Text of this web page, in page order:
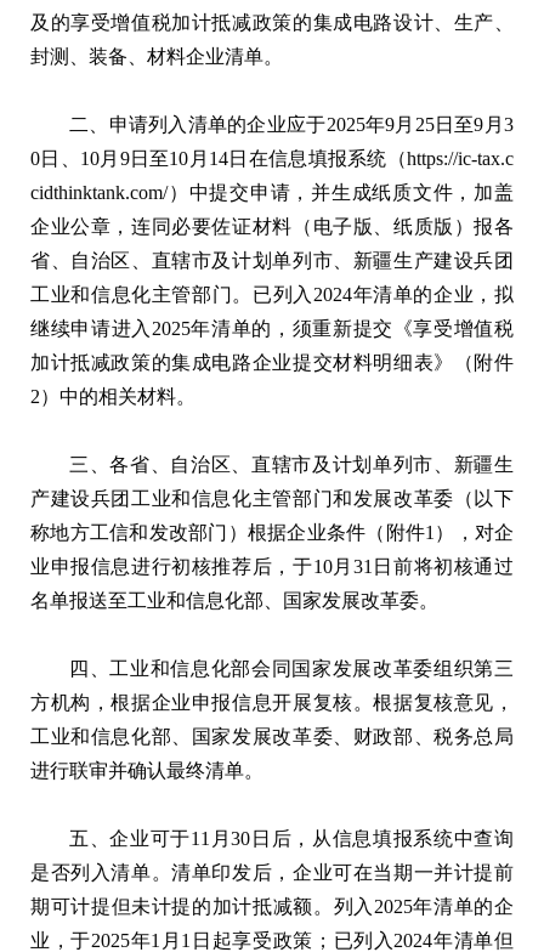
及的享受增值税加计抵减政策的集成电路设计、生产、
封测、装备、材料企业清单。
二、申请列入清单的企业应于2025年9月25日至9月3
0日、10月9日至10月14日在信息填报系统（https://ic-tax.c
cidthinktank.com/）中提交申请，并生成纸质文件，加盖
企业公章，连同必要佐证材料（电子版、纸质版）报各
省、自治区、直辖市及计划单列市、新疆生产建设兵团
工业和信息化主管部门。已列入2024年清单的企业，拟
继续申请进入2025年清单的，须重新提交《享受增值税
加计抵减政策的集成电路企业提交材料明细表》（附件
2）中的相关材料。
三、各省、自治区、直辖市及计划单列市、新疆生
产建设兵团工业和信息化主管部门和发展改革委（以下
称地方工信和发改部门）根据企业条件（附件1），对企
业申报信息进行初核推荐后，于10月31日前将初核通过
名单报送至工业和信息化部、国家发展改革委。
四、工业和信息化部会同国家发展改革委组织第三
方机构，根据企业申报信息开展复核。根据复核意见，
工业和信息化部、国家发展改革委、财政部、税务总局
进行联审并确认最终清单。
五、企业可于11月30日后，从信息填报系统中查询
是否列入清单。清单印发后，企业可在当期一并计提前
期可计提但未计提的加计抵减额。列入2025年清单的企
业，于2025年1月1日起享受政策；已列入2024年清单但